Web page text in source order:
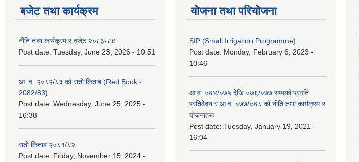
बजेट तथा कार्यक्रम
नीति तथा कार्यक्रम र वजेट २०८३-८४
Post date: Tuesday, June 23, 2026 - 10:51
आ. व. २०८२/८३ को रातो किताब (Red Book -
2082/83)
Post date: Wednesday, June 25, 2025 -
16:38
रातो किताब २०८१/८२
Post date: Friday, November 15, 2024 -
योजना तथा परियोजना
SIP (Small Irrigation Programme)
Post date: Monday, February 6, 2023 -
10:46
आ.व. ०७४/०७५ देखि ०७६/०७७ सम्मको प्रगति
प्रतिवेदन र आ.व. ०७७/०७८ को नीति तथा कार्यक्रम र
योजनाहरू
Post date: Tuesday, January 19, 2021 -
16:04